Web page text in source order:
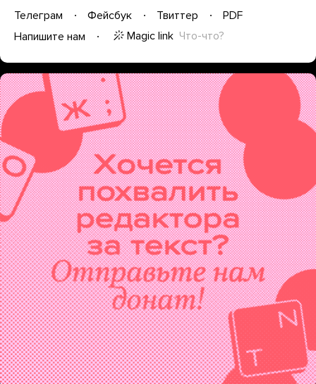
Телеграм Фейсбук Твиттер
PDF
Напишите нам
Magic link Что-что?